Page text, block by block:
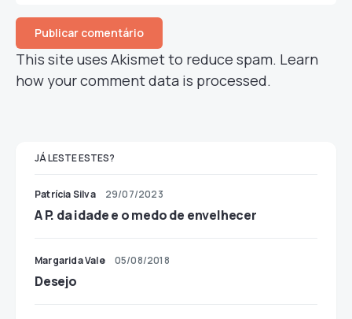
This site uses Akismet to reduce spam. Learn
how your comment data is processed.
JÁ LESTE ESTES?
Patrícia Silva 29/07/2023
A P. da idade e o medo de envelhecer
Margarida Vale 05/08/2018
Desejo